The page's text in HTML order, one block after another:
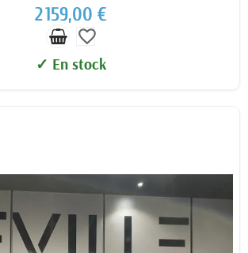
2 159,00 €
favorite_border
✓ En stock